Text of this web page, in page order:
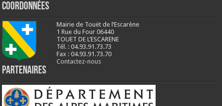
Coordonnées
Mairie de Touët de l’Escarène
1 Rue du Four 06440
TOUET DE L’ESCARENE
Tél. : 04.93.91.73.73
Fax : 04.93.91.73.70
Contactez-nous
Partenaires